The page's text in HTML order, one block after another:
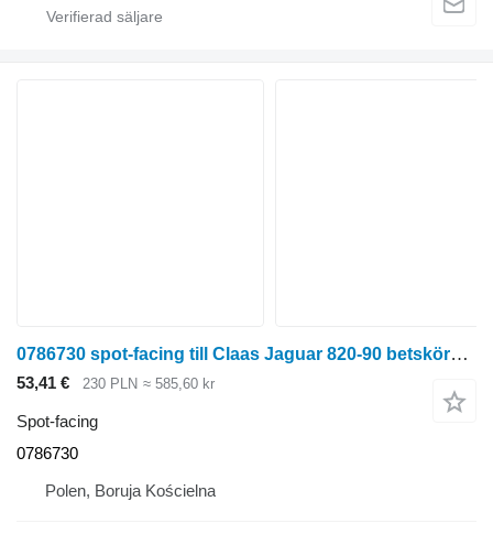
0786730 spot-facing till Claas Jaguar 820-90 betskördare
53,41 € 230 PLN ≈ 585,60 kr
Spot-facing
0786730
Polen, Boruja Kościelna